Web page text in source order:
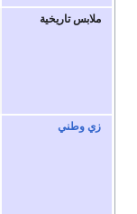
ملابس تاريخية
زي وطني